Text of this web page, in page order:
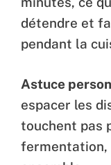
détendre et
pendant la
Astuce
espacer les
touchent pas
fermentation,